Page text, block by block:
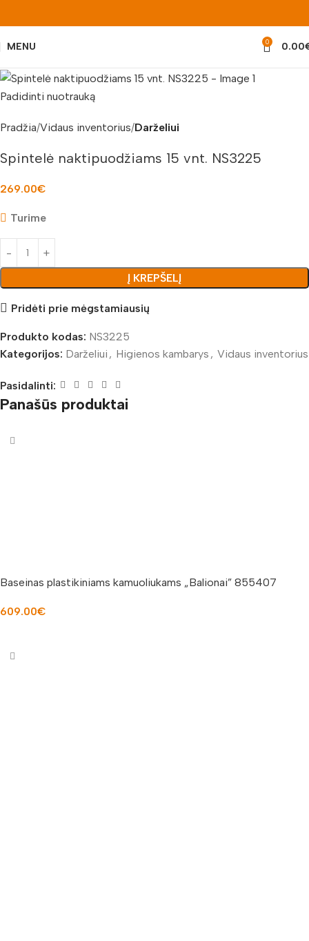
MENU 0 0.00
Padidinti nuotrauką
Pradžia Vidaus inventorius Darželiui
Spintelė naktipuodžiams 15 vnt. NS3225
269.00€
Turime
Į KREPŠELĮ
Pridėti prie mėgstamiausių
Produkto kodas: NS3225
Kategorijos: Darželiui , Higienos kambarys , Vidaus inventorius
Pasidalinti:
Panašūs produktai
Baseinas plastikiniams kamuoliukams „Balionai” 855407
609.00€